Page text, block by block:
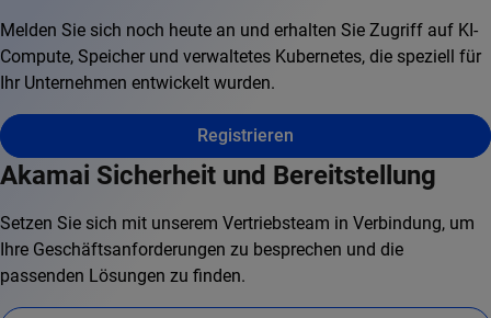
Melden Sie sich noch heute an und erhalten Sie Zugriff auf KI-
Compute, Speicher und verwaltetes Kubernetes, die speziell für
Ihr Unternehmen entwickelt wurden.
Registrieren
Akamai Sicherheit und Bereitstellung
Setzen Sie sich mit unserem Vertriebsteam in Verbindung, um
Ihre Geschäftsanforderungen zu besprechen und die
passenden Lösungen zu finden.